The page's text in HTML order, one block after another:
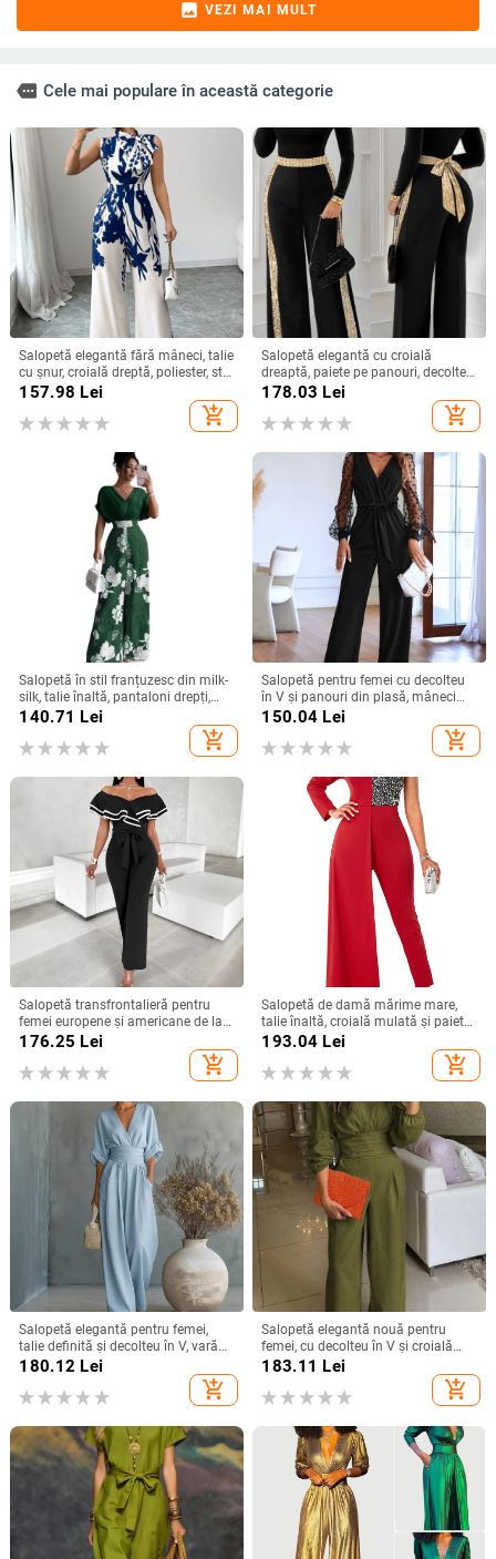
image VEZI MAI MULT
more Cele mai populare în această categorie
Salopetă elegantă fără mâneci, talie
cu șnur, croială dreptă, poliester, stil
urban elegant, primăvară-vară 2025
157.98 Lei
add_shopping_cart
Salopetă elegantă cu croială
dreaptă, paiete pe panouri, decolteu
pătrat, talie reglabilă
178.03 Lei
add_shopping_cart
Salopetă în stil franțuzesc din milk-
silk, talie înaltă, pantaloni drepți,
mâneci 3/4, cod XZFSS0230,
140.71 Lei
add_shopping_cart
Salopetă pentru femei cu decolteu
în V și panouri din plasă, mâneci
lungi, croială dreaptă elegantă
150.04 Lei
add_shopping_cart
Salopetă transfrontalieră pentru
femei europene și americane de la
Amazon, cu noul temperament, cu
176.25 Lei
add_shopping_cart
Salopetă de damă mărime mare,
talie înaltă, croială mulată și paiete,
disponibilă
193.04 Lei
add_shopping_cart
Salopetă elegantă pentru femei,
talie definită și decolteu în V, vară
2026, amestec Tencel
180.12 Lei
add_shopping_cart
Salopetă elegantă nouă pentru
femei, cu decolteu în V și croială
lată, în stil european și american,
183.11 Lei
add_shopping_cart